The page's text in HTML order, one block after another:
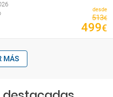
desde
513€
499€
MÁS